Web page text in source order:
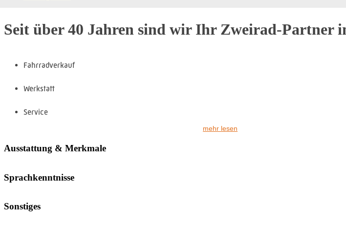
Seit über 40 Jahren sind wir Ihr Zweirad-Partner
Fahrradverkauf
Werkstatt
Service
mehr lesen
Ausstattung & Merkmale
Sprachkenntnisse
Sonstiges